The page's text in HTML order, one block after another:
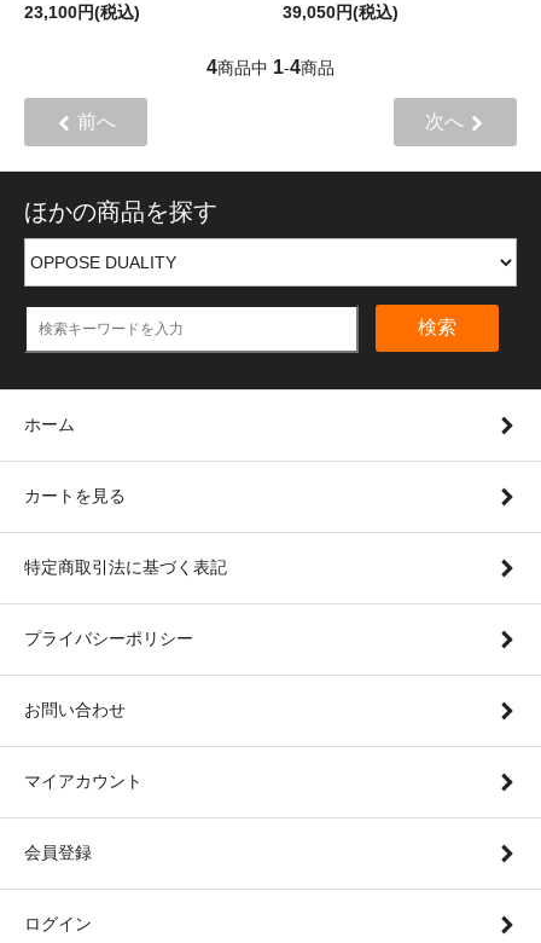
23,100円(税込)
39,050円(税込)
4商品中 1-4商品
前へ 次へ
ほかの商品を探す
検索
ホーム
カートを見る
特定商取引法に基づく表記
プライバシーポリシー
お問い合わせ
マイアカウント
会員登録
ログイン